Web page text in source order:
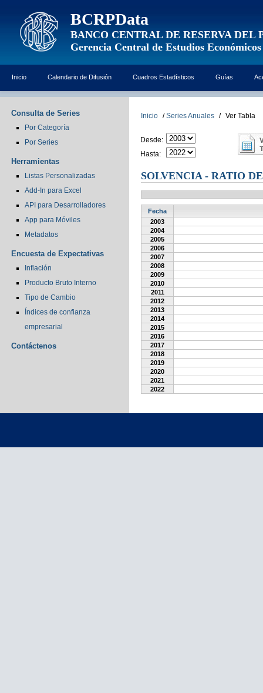
BCRPData
BANCO CENTRAL DE RESERVA DEL
Gerencia Central de Estudios Económicos
Inicio Calendario de Difusión Cuadros Estadísticos Guías
Consulta de Series
Por Categoría
Por Series
Herramientas
Listas Personalizadas
Add-In para Excel
API para Desarrolladores
App para Móviles
Metadatos
Encuesta de Expectativas
Inflación
Producto Bruto Interno
Tipo de Cambio
Índices de confianza
empresarial
Contáctenos
Inicio / Series Anuales / Ver Tabla
Desde:
Hasta:
SOLVENCIA - RATIO
Fecha
2003
2004
2005
2006
2007
2008
2009
2010
2011
2012
2013
2014
2015
2016
2017
2018
2019
2020
2021
2022